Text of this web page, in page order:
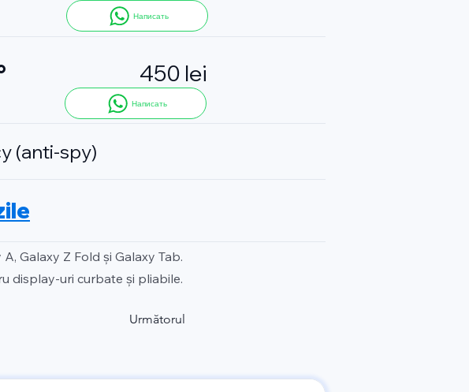
Написать
Написать
450 lei
(anti-spy)
Galaxy Z Fold și Galaxy Tab.
display-uri curbate și pliabile.
Următorul